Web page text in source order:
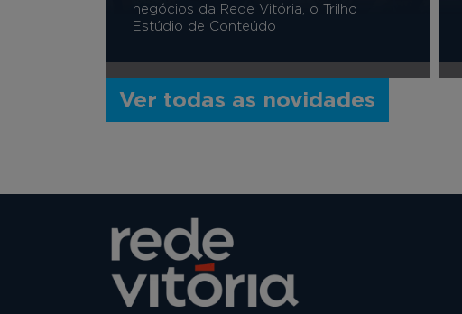
negócios da Rede Vitória, o Trilho
Estúdio de Conteúdo
Ver todas as novidades